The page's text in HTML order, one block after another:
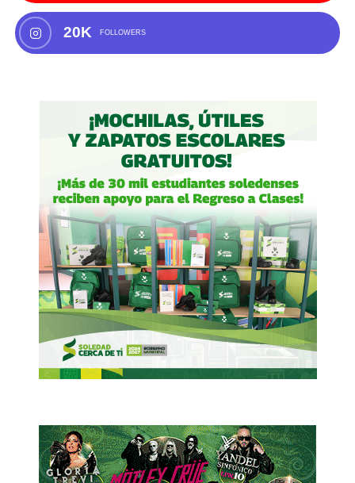
20K FOLLOWERS